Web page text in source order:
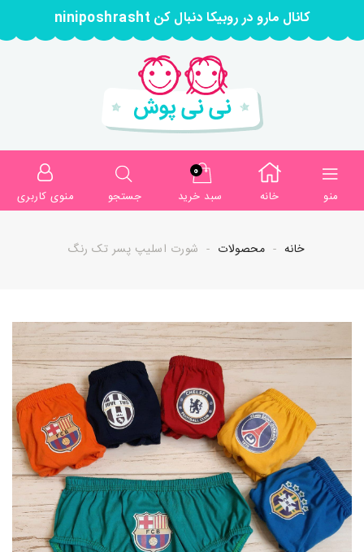
کانال مارو در روبیکا دنبال کن niniposhrasht
منو خانه
0
سبد خرید
جستجو منوی کاربری
خانه محصولات شورت اسلیپ پسر تک رنگ